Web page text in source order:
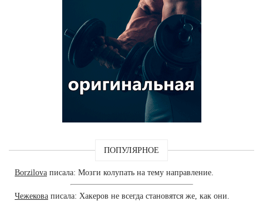
ПОПУЛЯРНОЕ
Borzilova писала: Мозги колупать на тему направление.
Чежекова писала: Хакеров не всегда становятся же, как они.